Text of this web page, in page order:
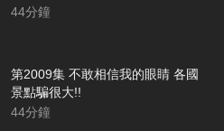
44分鐘
第2009集 不敢相信我的眼睛 各國
景點騙很大!!
44分鐘